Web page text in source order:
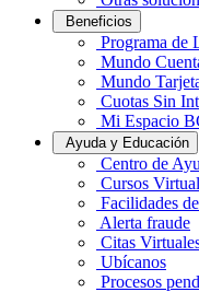
Beneficios
Programa de
Mundo
Mundo
Cuotas Sin
Mi Espacio
Ayuda y Educación
Centro de
Cursos
Facilidades
Alerta fraude
Citas
Ubícanos
Procesos